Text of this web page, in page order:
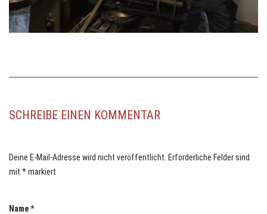
SCHREIBE EINEN KOMMENTAR
Deine E-Mail-Adresse wird nicht veröffentlicht. Erforderliche Felder sind
mit *markiert
Name*